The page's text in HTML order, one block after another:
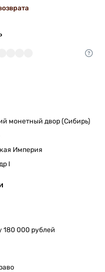
монетный двор (Сибирь)
Империя
I
180 000 рублей